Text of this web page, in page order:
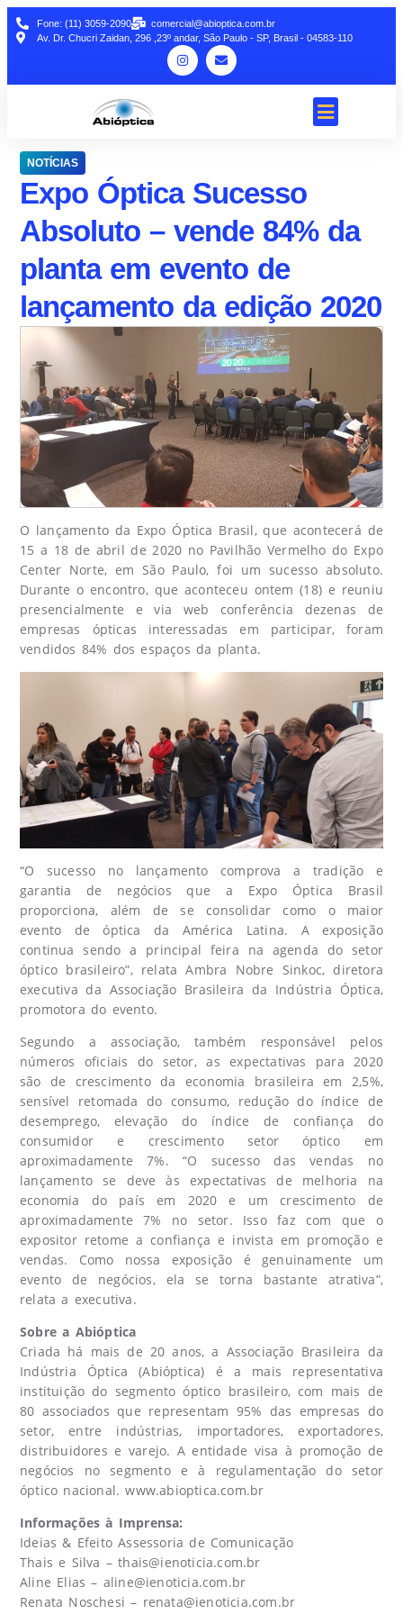
Fone: (11) 3059-2090
comercial@abioptica.com.br
Av. Dr. Chucri Zaidan, 296 ,23º andar, São Paulo - SP, Brasil - 04583-110
NOTÍCIAS
Expo Óptica Sucesso
Absoluto – vende 84% da
planta em evento de
lançamento da edição 2020
O lançamento da Expo Óptica Brasil, que acontecerá de
15 a 18 de abril de 2020 no Pavilhão Vermelho do Expo
Center Norte, em São Paulo, foi um sucesso absoluto.
Durante o encontro, que aconteceu ontem (18) e reuniu
presencialmente e via web conferência dezenas de
empresas ópticas interessadas em participar, foram
vendidos 84% dos espaços da planta.
“O sucesso no lançamento comprova a tradição e
garantia de negócios que a Expo Óptica Brasil
proporciona, além de se consolidar como o maior
evento de óptica da América Latina. A exposição
continua sendo a principal feira na agenda do setor
óptico brasileiro”, relata Ambra Nobre Sinkoc, diretora
executiva da Associação Brasileira da Indústria Óptica,
promotora do evento.
Segundo a associação, também responsável pelos
números oficiais do setor, as expectativas para 2020
são de crescimento da economia brasileira em 2,5%,
sensível retomada do consumo, redução do índice de
desemprego, elevação do índice de confiança do
consumidor e crescimento setor óptico em
aproximadamente 7%. “O sucesso das vendas no
lançamento se deve às expectativas de melhoria na
economia do país em 2020 e um crescimento de
aproximadamente 7% no setor. Isso faz com que o
expositor retome a confiança e invista em promoção e
vendas. Como nossa exposição é genuinamente um
evento de negócios, ela se torna bastante atrativa”,
relata a executiva.
Sobre a Abióptica
Criada há mais de 20 anos, a Associação Brasileira da
Indústria Óptica (Abióptica) é a mais representativa
instituição do segmento óptico brasileiro, com mais de
80 associados que representam 95% das empresas do
setor, entre indústrias, importadores, exportadores,
distribuidores e varejo. A entidade visa à promoção de
negócios no segmento e à regulamentação do setor
óptico nacional. www.abioptica.com.br
Informações à Imprensa:
Ideias & Efeito Assessoria de Comunicação
Thais e Silva –thais@ienoticia.com.br
Aline Elias – aline@ienoticia.com.br
Renata Noschesi – renata@ienoticia.com.br